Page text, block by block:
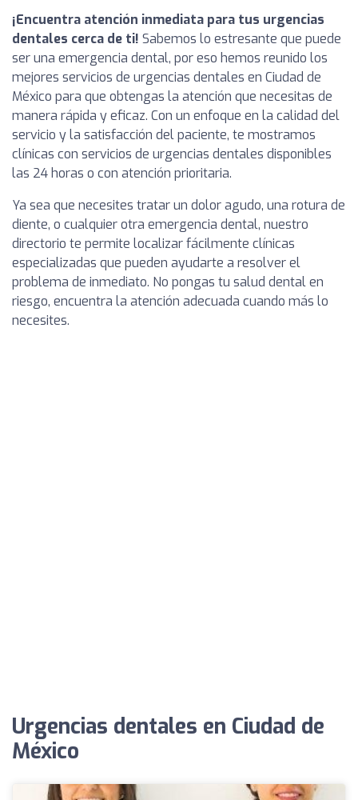
¡Encuentra atención inmediata para tus urgencias
dentales cerca de ti! Sabemos lo estresante que puede
ser una emergencia dental, por eso hemos reunido los
mejores servicios de urgencias dentales en Ciudad de
México para que obtengas la atención que necesitas de
manera rápida y eficaz. Con un enfoque en la calidad del
servicio y la satisfacción del paciente, te mostramos
clínicas con servicios de urgencias dentales disponibles
las 24 horas o con atención prioritaria.
Ya sea que necesites tratar un dolor agudo, una rotura de
diente, o cualquier otra emergencia dental, nuestro
directorio te permite localizar fácilmente clínicas
especializadas que pueden ayudarte a resolver el
problema de inmediato. No pongas tu salud dental en
riesgo, encuentra la atención adecuada cuando más lo
necesites.
Urgencias dentales en Ciudad de
México